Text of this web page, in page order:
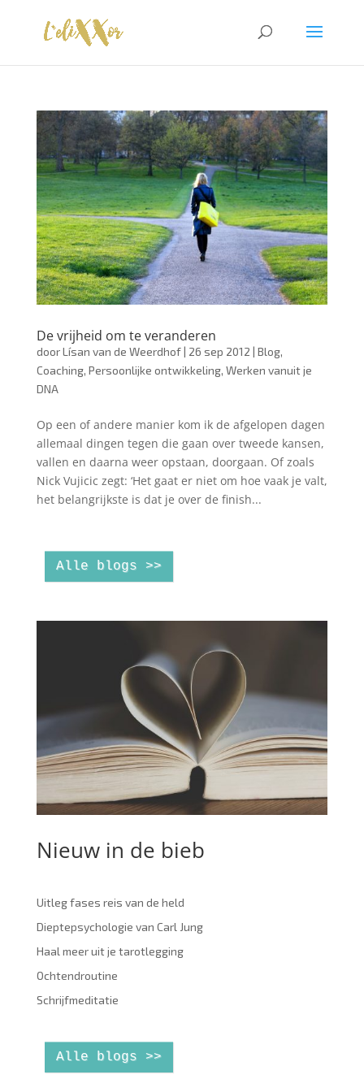
De vrijheid om te veranderen
doorLísan van de Weerdhof| 26 sep 2012 | Blog,
Coaching, Persoonlijke ontwikkeling, Werken vanuit je
DNA
Op een of andere manier kom ik de afgelopen dagen
allemaal dingen tegen die gaan over tweede kansen,
vallen en daarna weer opstaan, doorgaan. Of zoals
Nick Vujicic zegt: ‘Het gaat er niet om hoe vaak je valt,
het belangrijkste is dat je over de finish...
Alle blogs >>
Nieuw in de bieb
Uitleg fases reis van de held
Dieptepsychologie van Carl Jung
Haal meer uit je tarotlegging
Ochtendroutine
Schrijfmeditatie
Alle blogs >>